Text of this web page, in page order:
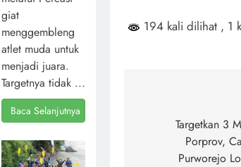
194 kali dilihat , 1
Targetkan 3
Porprov,
Purworejo
giat
menggembleng
atlet muda untuk
menjadi juara.
Targetnya tidak ...
Baca Selanjutnya